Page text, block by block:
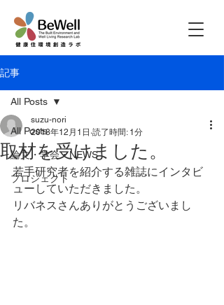
記事
All Posts
論文・学会・NEWS
プロジェクト
All Posts
取材を受けました。
suzu-nori
2018年12月1日 読了時間: 1分
若手研究者を紹介する雑誌にインタビ
ューしていただきました。
リバネスさんありがとうございまし
た。